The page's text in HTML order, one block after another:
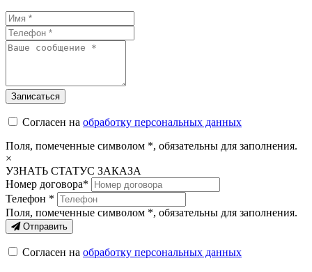
Согласен на обработку персональных данных
Поля, помеченные символом *, обязательны для заполнения.
×
УЗНАТЬ СТАТУС ЗАКАЗА
Номер договора*
Телефон *
Поля, помеченные символом *, обязательны для заполнения.
Отправить
Согласен на обработку персональных данных